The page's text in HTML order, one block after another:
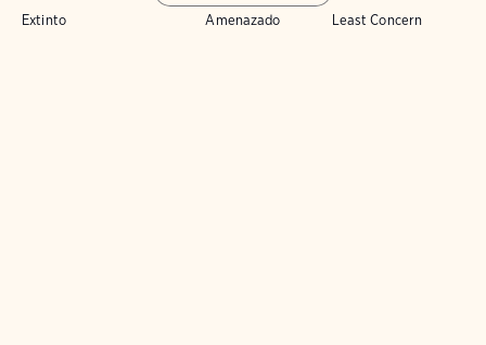
Extinto Amenazado Least Concern